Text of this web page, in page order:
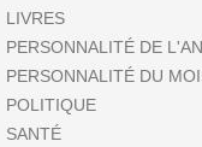
LIVRES
PERSONNALITÉ DE
PERSONNALITÉ DU
POLITIQUE
SANTÉ